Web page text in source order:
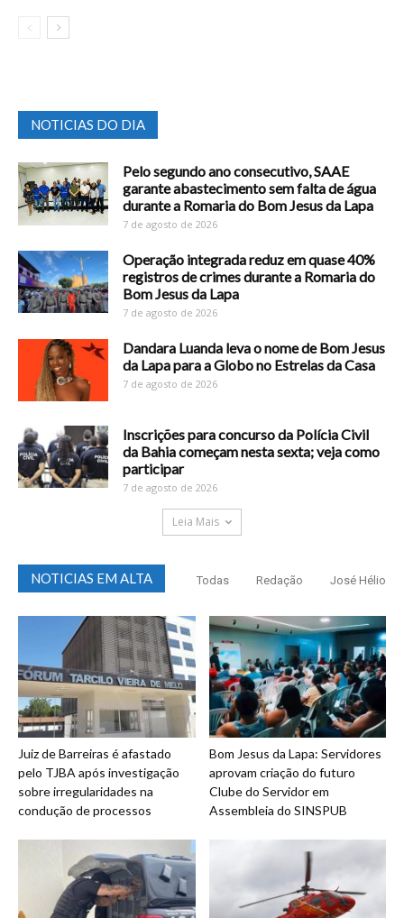
NOTICIAS DO DIA
Pelo segundo ano consecutivo, SAAE
garante abastecimento sem falta de água
durante a Romaria do Bom Jesus da Lapa
7 de agosto de 2026
Operação integrada reduz em quase 40%
registros de crimes durante a Romaria do
Bom Jesus da Lapa
7 de agosto de 2026
Dandara Luanda leva o nome de Bom Jesus
da Lapa para a Globo no Estrelas da Casa
7 de agosto de 2026
Inscrições para concurso da Polícia Civil
da Bahia começam nesta sexta; veja como
participar
7 de agosto de 2026
Leia Mais
NOTICIAS EM ALTA Todas Redação José Hélio
Juiz de Barreiras é afastado
pelo TJBA após investigação
sobre irregularidades na
condução de processos
Bom Jesus da Lapa: Servidores
aprovam criação do futuro
Clube do Servidor em
Assembleia do SINSPUB